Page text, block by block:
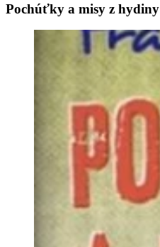
Pochúťky a misy z hydiny